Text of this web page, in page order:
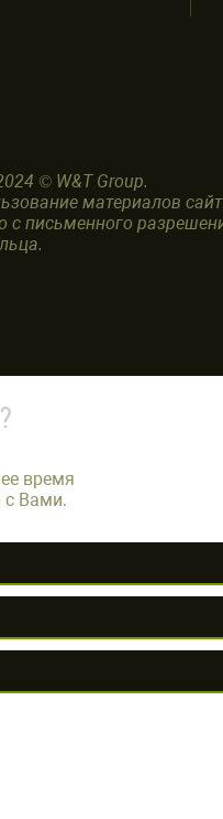
© W&T Group.
материалов
с письменного
время
с Вами.